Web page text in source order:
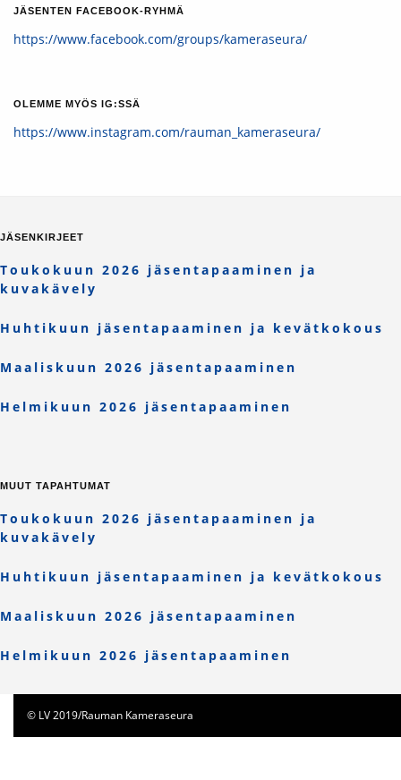
JÄSENTEN FACEBOOK-RYHMÄ
https://www.facebook.com/groups/kameraseura/
OLEMME MYÖS IG:SSÄ
https://www.instagram.com/rauman_kameraseura/
JÄSENKIRJEET
Toukokuun 2026 jäsentapaaminen ja
kuvakävely
Huhtikuun jäsentapaaminen ja kevätkokous
Maaliskuun 2026 jäsentapaaminen
Helmikuun 2026 jäsentapaaminen
MUUT TAPAHTUMAT
Toukokuun 2026 jäsentapaaminen ja
kuvakävely
Huhtikuun jäsentapaaminen ja kevätkokous
Maaliskuun 2026 jäsentapaaminen
Helmikuun 2026 jäsentapaaminen
© LV 2019/Rauman Kameraseura